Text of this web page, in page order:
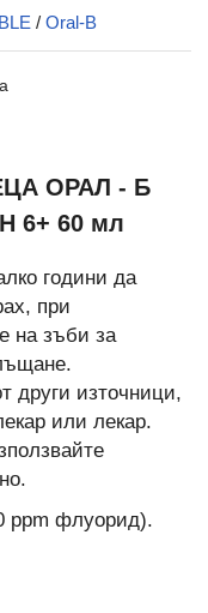
/ Oral-B
ОРАЛ - Б
6+ 60 мл
години да
при
на зъби за
други източници,
или лекар.
ppm флуорид).